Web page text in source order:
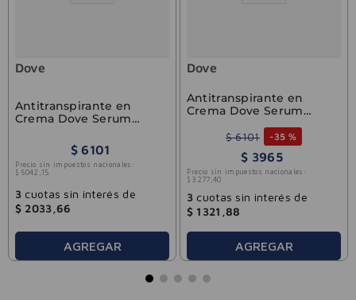
Dove
Antitranspirante en
Crema Dove Serum
Oscurecimiento 50g
$ 6101
Precio sin impuestos nacionales:
$ 5042 , 15
3cuotas sin interés de
$ 2033 66
AGREGAR
Dove
Antitranspirante en
Crema Dove Serum
$ 6101 -35 %
$ 3965
Precio sin impuestos nacionales:
$ 3277 ,40
3cuotas sin interés de
$ 1321 ,88
AGREGAR